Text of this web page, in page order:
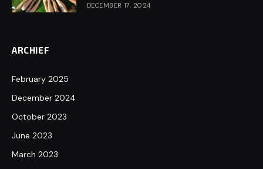
DECEMBER 17, 2024
ARCHIEF
February 2025
December 2024
October 2023
June 2023
March 2023